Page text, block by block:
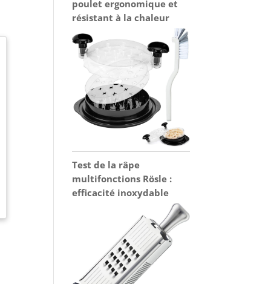
poulet ergonomique et
résistant à la chaleur
Test de la râpe
multifonctions Rösle :
efficacité inoxydable